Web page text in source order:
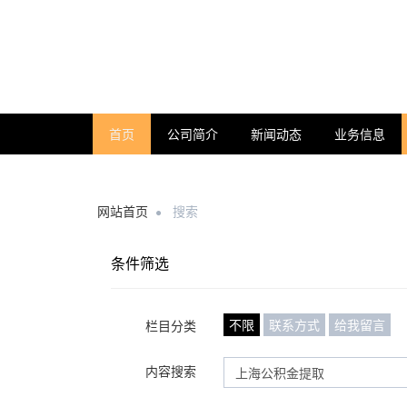
首页 公司简介 新闻动态 业务信息
网站首页 搜索
条件筛选
栏目分类 不限 联系方式 给我留言
内容搜索